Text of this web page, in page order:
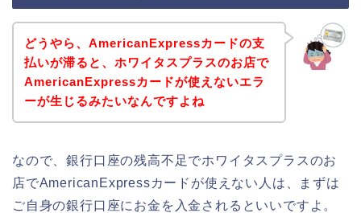
どうやら、AmericanExpressカードの支
払いが滞ると、ホワイタスプラスのお店で
AmericanExpressカードが使えないエラ
ーが生じるみたいなんですよね
なので、銀行口座の残高不足でホワイタスプラスのお
店でAmericanExpressカードが使えない人は、まずは
ご自身の銀行口座にお金を入金されるといいですよ。